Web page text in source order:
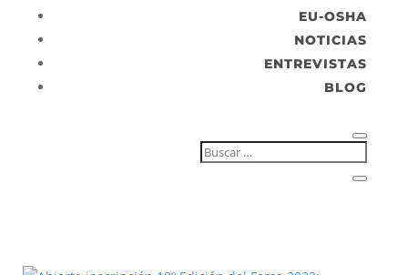
EU-OSHA
NOTICIAS
ENTREVISTAS
BLOG